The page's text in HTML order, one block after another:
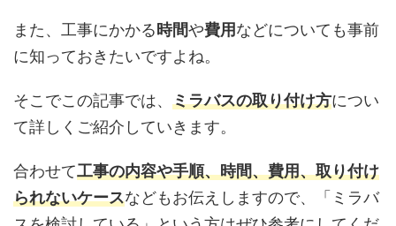
また、工事にかかる 時間や費用などについても事前
に知っておきたいですよね。
そこでこの記事では、 ミラバスの取り付け方につい
て詳しくご紹介していきます。
合わせて工事の内容や手順、時間、費用、取り付け
られないケースなどもお伝えしますので、「ミラバ